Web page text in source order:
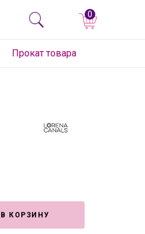
0
Прокат товара
В КОРЗИНУ